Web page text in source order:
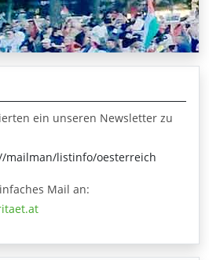
ein unseren Newsletter zu
listinfo/oesterreich
Mail an: